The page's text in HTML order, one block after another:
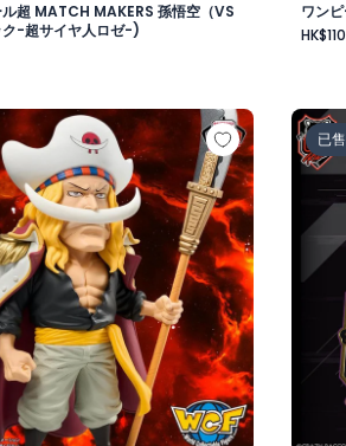
ル超 MATCH MAKERS 孫悟空（VS
ク-超サイヤ人ロゼ-)
ワン
HK$110
メガワールドコレクタブルフィギュ
已